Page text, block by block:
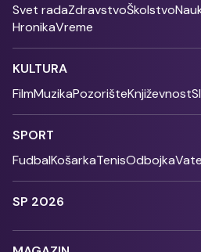
Svet radaZdravstvoŠkolstvo
HronikaVreme
KULTURA
FilmMuzikaPozorišteKnjiževnost
SPORT
FudbalKošarkaTenisOdbojka
SP 2026